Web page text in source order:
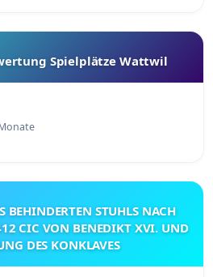
Spielplätze Wattwil
BEHINDERTEN STUHLS NACH
CIC VON BENEDIKT XVI. UND
DES KONKLAVES